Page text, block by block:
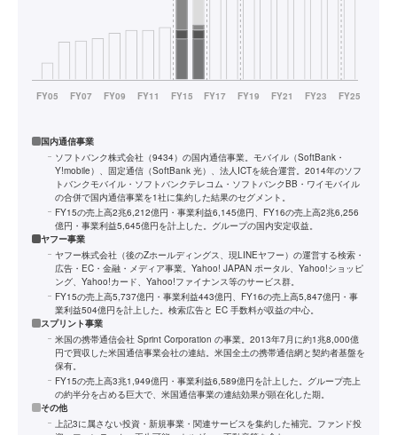
国内通信事業
ソフトバンク株式会社（9434）の国内通信事業。モバイル（SoftBank・
Y!mobile）、固定通信（SoftBank 光）、法人ICTを統合運営。2014年のソフ
トバンクモバイル・ソフトバンクテレコム・ソフトバンクBB・ワイモバイル
の合併で国内通信事業を1社に集約した結果のセグメント。
FY15の売上高2兆6,212億円・事業利益6,145億円、FY16の売上高2兆6,256
億円・事業利益5,645億円を計上した。グループの国内安定収益。
ヤフー事業
ヤフー株式会社（後のZホールディングス、現LINEヤフー）の運営する検索・
広告・EC・金融・メディア事業。Yahoo! JAPAN ポータル、Yahoo!ショッピ
ング、Yahoo!カード、Yahoo!ファイナンス等のサービス群。
FY15の売上高5,737億円・事業利益443億円、FY16の売上高5,847億円・事
業利益504億円を計上した。検索広告と EC 手数料が収益の中心。
スプリント事業
米国の携帯通信会社 Sprint Corporation の事業。2013年7月に約1兆8,000億
円で買収した米国通信事業会社の連結。米国全土の携帯通信網と契約者基盤を
保有。
FY15の売上高3兆1,949億円・事業利益6,589億円を計上した。グループ売上
の約半分を占める巨大で、米国通信事業の連結効果が顕在化した期。
その他
上記3に属さない投資・新規事業・関連サービスを集約した補完。ファンド投